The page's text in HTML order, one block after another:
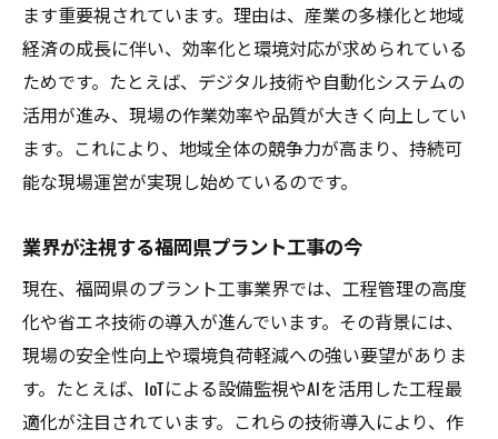
ます重要視されています。理由は、産業の多様化と地域
経済の成長に伴い、効率化と環境対応が求められている
ためです。たとえば、デジタル技術や自動化システムの
活用が進み、現場の作業効率や品質が大きく向上してい
ます。これにより、地域全体の競争力が高まり、持続可
能な現場運営が実現し始めているのです。
業界が注視する福岡県プラント工事の今
現在、福岡県のプラント工事業界では、工程管理の高度
化や省エネ技術の導入が進んでいます。その背景には、
現場の安全性向上や環境負荷軽減への強い要望がありま
す。たとえば、IoTによる設備監視やAIを活用した工程最
適化が注目されています。これらの技術導入により、作